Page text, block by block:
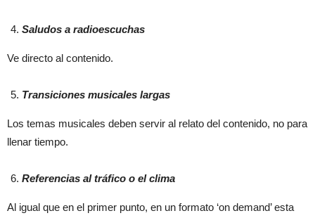
Saludos a radioescuchas
Ve directo al contenido.
Transiciones musicales largas
Los temas musicales deben servir al relato del contenido, no para
llenar tiempo.
Referencias al tráfico o el clima
Al igual que en el primer punto, en un formato ‘on demand’ esta